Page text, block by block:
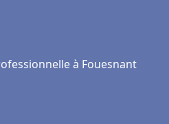
à Fouesnant